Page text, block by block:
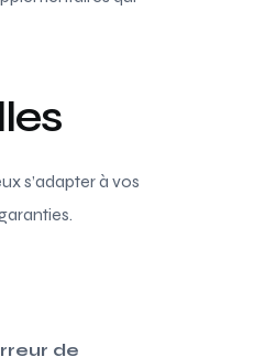
s’adapter à vos
de